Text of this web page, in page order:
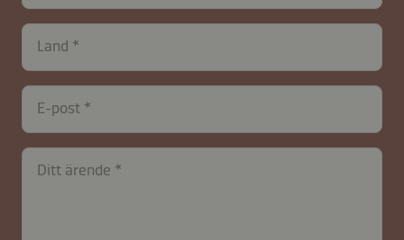
Land
E-post
Ditt ärende